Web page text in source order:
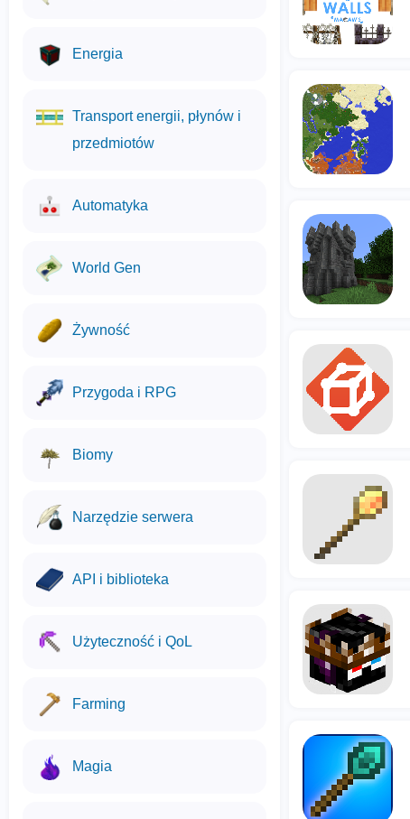
Energia
Transport energii, płynów i
przedmiotów
Automatyka
World Gen
Żywność
Przygoda i RPG
Biomy
Narzędzie serwera
API i biblioteka
Użyteczność i QoL
Farming
Magia